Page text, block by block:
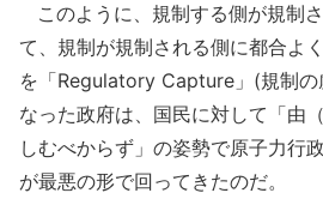
このように、規制する側が規制
て、規制が規制される側に都合よ
を「Regulatory Capture」(規制の
なった政府は、国民に対して「由
しむべからず」の姿勢で原子力行
が最悪の形で回ってきたのだ。